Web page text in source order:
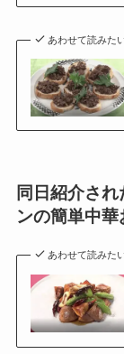
あわせて読みた
同日紹介さ
ンの簡単中華
あわせて読みた